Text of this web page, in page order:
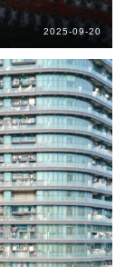
2025-09-20